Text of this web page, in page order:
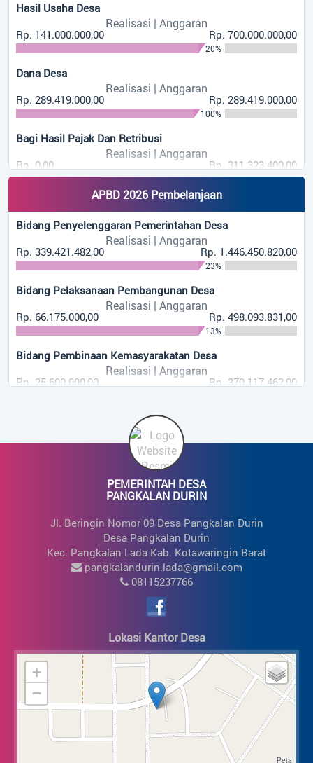
Hasil Usaha Desa
Realisasi | Anggaran
Rp. 141.000.000,00 Rp. 700.000.000,00
Dana Desa
Realisasi | Anggaran
Rp. 289.419.000,00 Rp. 289.419.000,00
Bagi Hasil Pajak Dan Retribusi
Realisasi | Anggaran
Rp. 0,00 Rp. 311.323.400,00
0%
Alokasi Dana Desa
Realisasi | Anggaran
Rp. 221.295.600,00 Rp. 738.569.600,00
Bunga Bank
Realisasi | Anggaran
Rp. 1.704.632,00
APBD 2026 Pembelanjaan
Bidang Penyelenggaran Pemerintahan Desa
Realisasi | Anggaran
Rp. 339.421.482,00 Rp. 1.446.450.820,00
Bidang Pelaksanaan Pembangunan Desa
Realisasi | Anggaran
Rp. 66.175.000,00 Rp. 498.093.831,00
Bidang Pembinaan Kemasyarakatan Desa
Realisasi | Anggaran
Rp. 25.600.000,00 Rp. 370.117.462,00
Bidang Pemberdayaan Masyarakat Desa
Realisasi | Anggaran
Rp. 0,00 Rp. 63.000.000,00
Bidang Penanggulangan Bencana, Darurat Dan Mendesak
Rp. 3.600.000,00 Rp. 21.687.400,00
PEMERINTAH DESA
PANGKALAN DURIN
Jl. Beringin Nomor 09 Desa Pangkalan Durin
Desa Pangkalan Durin
Kec. Pangkalan Lada Kab. Kotawaringin Barat
pangkalandurin.lada@gmail.com
08115237766
Lokasi Kantor Desa
+
−